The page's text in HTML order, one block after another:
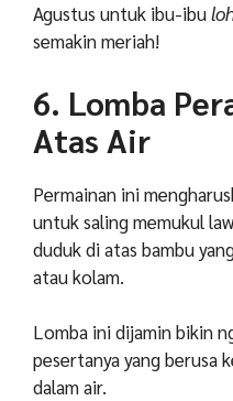
Agustus untuk ibu-ibu
semakin meriah!
6. Lomba
Atas Air
Permainan ini
untuk saling memukul
duduk di atas bambu
atau kolam.
Lomba ini dijamin bikin
pesertanya yang berusa
dalam air.